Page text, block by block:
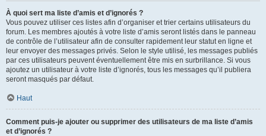
À quoi sert ma liste d’amis et d’ignorés ?
Vous pouvez utiliser ces listes afin d’organiser et trier certains utilisateurs du
forum. Les membres ajoutés à votre liste d’amis seront listés dans le panneau
de contrôle de l’utilisateur afin de consulter rapidement leur statut en ligne et
leur envoyer des messages privés. Selon le style utilisé, les messages publiés
par ces utilisateurs peuvent éventuellement être mis en surbrillance. Si vous
ajoutez un utilisateur à votre liste d’ignorés, tous les messages qu’il publiera
seront masqués par défaut.
Haut
Comment puis-je ajouter ou supprimer des utilisateurs de ma liste d’amis
et d’ignorés ?